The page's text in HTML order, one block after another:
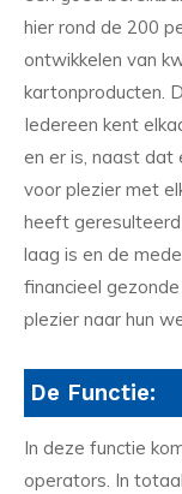
hier rond de 200
ontwikkelen van
kartonproducten.
Iedereen kent
en er is, naast
voor plezier met
heeft
laag is en de
financieel
plezier naar hun
De Functie:
In deze functie
operators. In